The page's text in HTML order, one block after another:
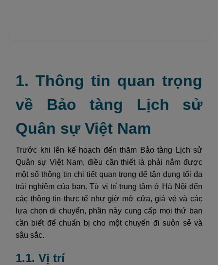
1. Thông tin quan trọng
về Bảo tàng Lịch sử
Quân sự Việt Nam
Trước khi lên kế hoạch đến thăm Bảo tàng Lịch sử
Quân sự Việt Nam, điều cần thiết là phải nắm được
một số thông tin chi tiết quan trọng để tận dụng tối đa
trải nghiệm của bạn. Từ vị trí trung tâm ở Hà Nội đến
các thông tin thực tế như giờ mở cửa, giá vé và các
lựa chọn di chuyển, phần này cung cấp mọi thứ bạn
cần biết để chuẩn bị cho một chuyến đi suôn sẻ và
sâu sắc.
1.1. Vị trí